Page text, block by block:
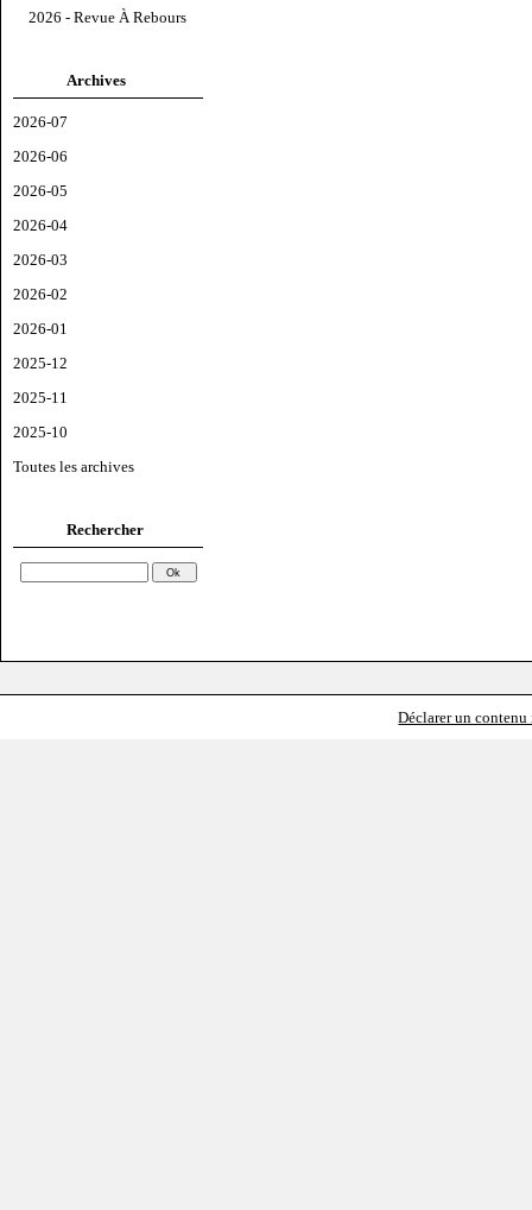
2026 - Revue À Rebours
Archives
2026-07
2026-06
2026-05
2026-04
2026-03
2026-02
2026-01
2025-12
2025-11
2025-10
Toutes les archives
Rechercher
Déclarer un